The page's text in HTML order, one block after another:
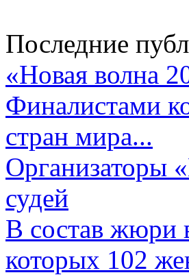
Последние
«Новая волна
Финалистами
стран мира...
Организаторы
судей
В состав жюри
которых 102